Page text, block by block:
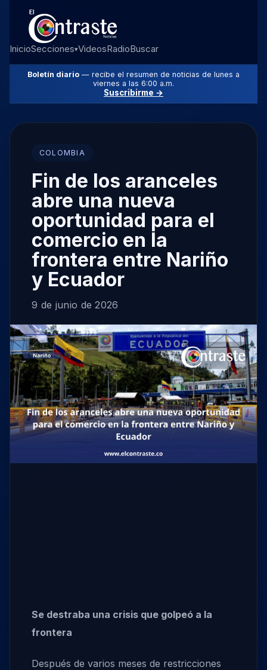
InicioSecciones▾VideosRadioBuscar
Boletín diario — recibe el resumen de noticias de lunes a
viernes a las 6:00 a.m.
Suscribirme →
COLOMBIA
Fin de los aranceles
abre una nueva
oportunidad para el
comercio en la
frontera entre Nariño
y Ecuador
9 de junio de 2026
Se destraba una crisis que golpeó a la
frontera
Después de varios meses de restricciones